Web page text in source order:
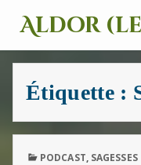
Aldor
Un
site
avec
des
des
images
et
Étiquette :
PUBLISHED
PODCAST, SAGESSES